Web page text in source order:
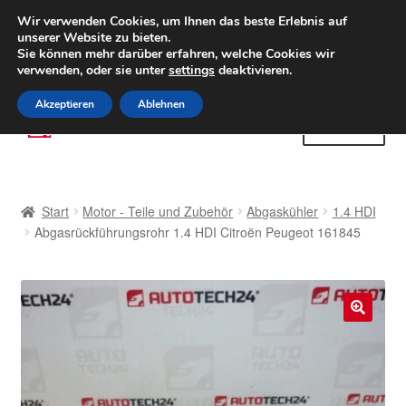
LIEFERUNG ab 6 EUR
Weltweiter Versand
(800) 500 564Mo-Fr 9-16 Uhr
Zur
Navigation
Zum
Inhalt
AGB
Start Motor - Teile und Zubehör Abgaskühler
1.4 HDI
Abgasrückführungsrohr 1.4 HDI Citroën Peugeot 161845
Wir verwenden Cookies, um Ihnen das beste Erlebnis auf
unserer Website zu bieten.
Sie können mehr darüber erfahren, welche Cookies wir
verwenden, oder sie untersettings deaktivieren.
Akzeptieren Ablehnen